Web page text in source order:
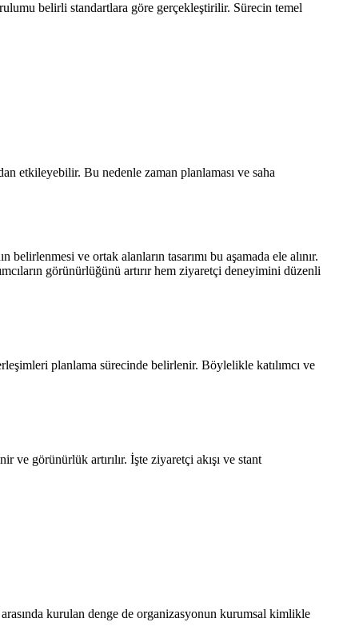
belirli standartlara göre gerçekleştirilir. Sürecin temel
etkileyebilir. Bu nedenle zaman planlaması ve saha
ve ortak alanların tasarımı bu aşamada ele alınır.
görünürlüğünü artırır hem ziyaretçi deneyimini düzenli
planlama sürecinde belirlenir. Böylelikle katılımcı ve
ve görünürlük artırılır. İşte ziyaretçi akışı ve stant
kurulan denge de organizasyonun kurumsal kimlikle